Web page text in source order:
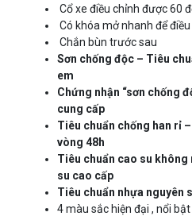
Cổ xe điều chỉnh được 60
Có khóa mở nhanh để
Chắn bùn trước sau
Sơn chống độc – Tiêu
em
Chứng nhận “sơn chống
cung cấp
Tiêu chuẩn chống han rỉ
vòng 48h
Tiêu chuẩn cao su
su cao cấp
Tiêu chuẩn nhựa nguyên
4 màu sắc hiện đại , nổi bật